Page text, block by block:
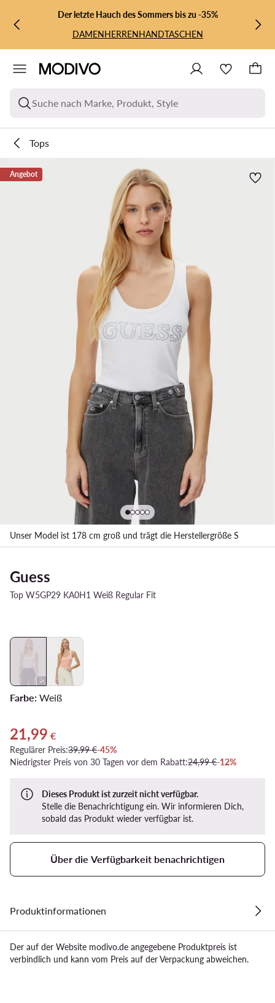
ZUM HAUPTINHALT SPRINGEN
ZUR SUCHEDer letzte Hauch des Sommers bis zu -35%
DAMENHERRENHANDTASCHEN
Suche nach Marke, Produkt, Style
Tops
Angebot
Unser Model ist 178 cm groß und trägt die Herstellergröße S
Guess
Top W5GP29 KA0H1 Weiß Regular Fit
Farbe: Weiß
Aktueller Preis 21,99 €
21,99 €
Regulärer Preis:39,99 €-45%
Niedrigster Preis von 30 Tagen vor dem Rabatt:24,99 €-12%
Dieses Produkt ist zurzeit nicht verfügbar.
Stelle die Benachrichtigung ein. Wir informieren Dich,
sobald das Produkt wieder verfügbar ist.
Über die Verfügbarkeit benachrichtigen
Produktinformationen
Der auf der Website modivo.de angegebene Produktpreis ist
verbindlich und kann vom Preis auf der Verpackung abweichen.